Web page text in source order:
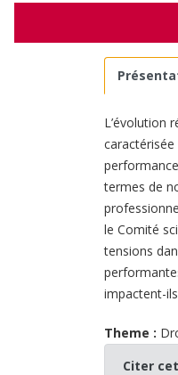
L’évolution
caractérisée
termes de
le Comité
tensions
impactent-
Theme :
Citer